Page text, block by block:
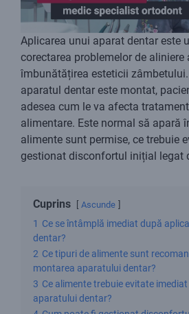
Aplicarea unui aparat dentar este
corectarea problemelor de aliniere
îmbunătățirea esteticii
aparatul dentar este montat,
adesea cum le va afecta
alimentare. Este normal să apară
alimente sunt permise, ce trebuie
gestionat disconfortul inițial legat
Cuprins Ascunde
1 Ce se întâmplă imediat după
dentar?
2 Ce tipuri de alimente sunt
montarea aparatului dentar?
3 Ce alimente trebuie evitate
aparatului dentar?